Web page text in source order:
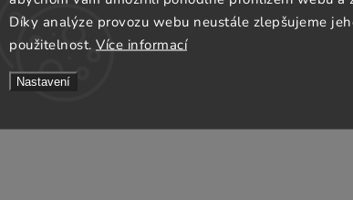
Díky analýze provozu webu neustále zlepšujeme
použitelnost. Více informací
Nastavení
Pouze osobní